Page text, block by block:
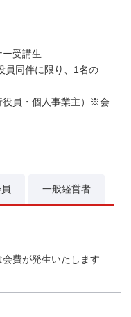
受講生
員同伴に限り、1名の
役員・個人事業主）※会
一般経営者
費が発生いたします